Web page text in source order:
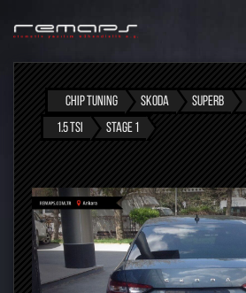
CHIP TUNING SKODA SUPERB
1.5 TSI
STAGE 1